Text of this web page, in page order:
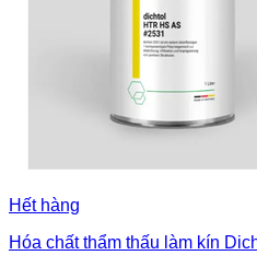
Hết hàng
Hóa chất thẩm thấu làm kín